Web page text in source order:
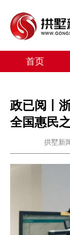
首页
政已阅丨
全国惠民
拱墅新